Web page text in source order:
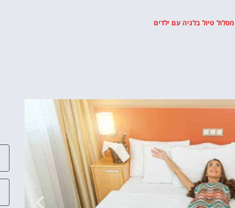
מסלול טיול בלגיה עם ילדים